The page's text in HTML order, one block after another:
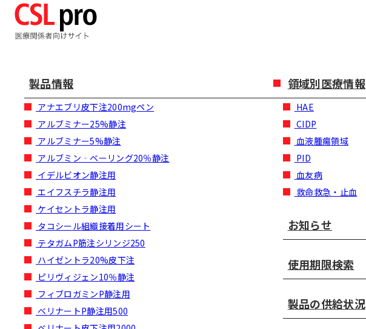
製品情報
アナエブリ皮下注200mgペン
アルブミナー25%静注
アルブミナー5%静注
アルブミン‐ベーリング20％静注
イデルビオン静注用
エイフスチラ静注用
ケイセントラ静注用
タコシール組織接着用シート
テタガムP筋注シリンジ250
ハイゼントラ20%皮下注
ピリヴィジェン10％静注
フィブロガミンP静注用
ベリナートP静注用500
領域別医療情報
HAE
CIDP
血液腫瘍領域
PID
血友病
救命救急・止血
お知らせ
使用期限検索
製品の供給状況